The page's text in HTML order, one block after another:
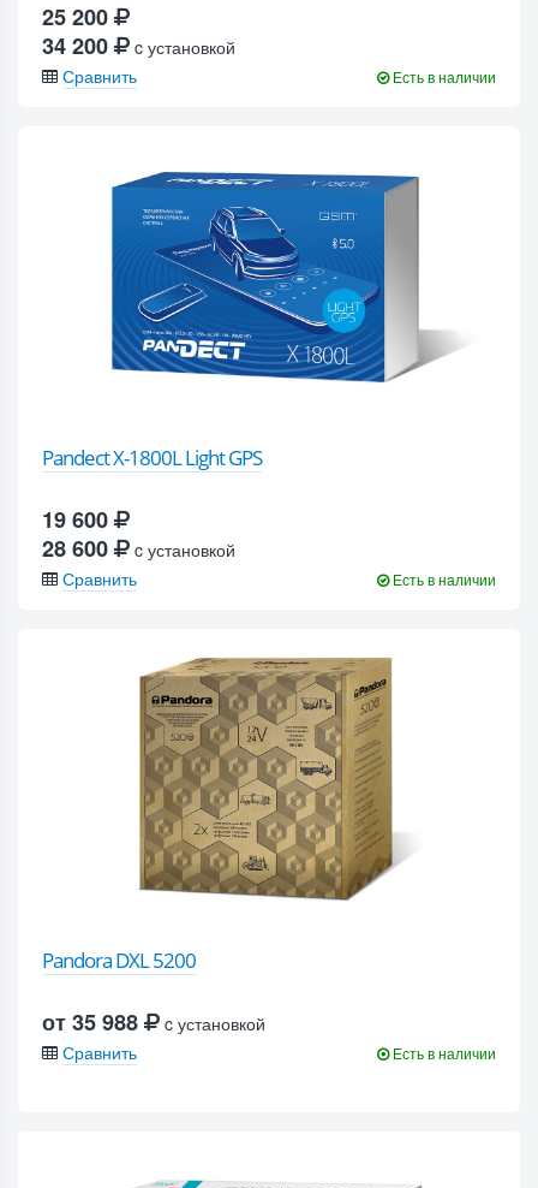
25 200
34 200
c установкой
Сравнить
Есть в наличии
Pandect X-1800L Light GPS
19 600
28 600
c установкой
Сравнить
Есть в наличии
Pandora DXL 5200
от 35 988
c установкой
Сравнить
Есть в наличии